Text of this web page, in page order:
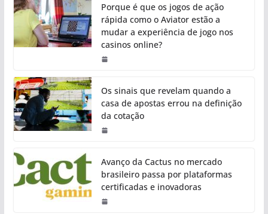
Porque é que os jogos de ação
rápida como o Aviator estão a
mudar a experiência de jogo nos
casinos online?
Os sinais que revelam quando a
casa de apostas errou na definição
da cotação
Avanço da Cactus no mercado
brasileiro passa por plataformas
certificadas e inovadoras